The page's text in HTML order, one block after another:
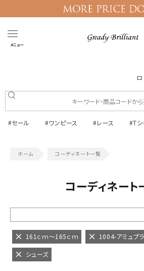
メニュー
#セール #ワンピース #レース #Tシ
コーディネート一覧
コーディネート
161ｃｍ～165ｃｍ 1004-アミュプ
シューズ